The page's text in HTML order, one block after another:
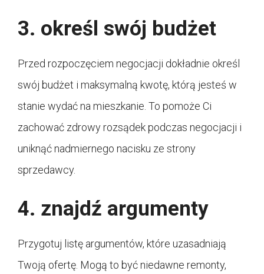
3. określ swój budżet
Przed rozpoczęciem negocjacji dokładnie określ
swój budżet i maksymalną kwotę, którą jesteś w
stanie wydać na mieszkanie. To pomoże Ci
zachować zdrowy rozsądek podczas negocjacji i
uniknąć nadmiernego nacisku ze strony
sprzedawcy.
4. znajdź argumenty
Przygotuj listę argumentów, które uzasadniają
Twoją ofertę. Mogą to być niedawne remonty,